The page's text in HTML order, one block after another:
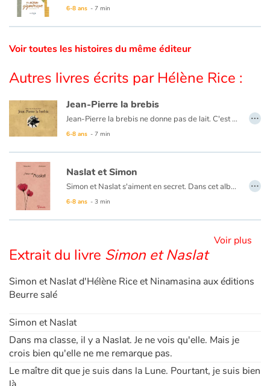
Famille
Écoles
Médiathèques
Vidéos & Tutoriaux
Blog
Actualités
Par thématique
Autour de la lecture
Apprendre à lire
Livre audio
6-8 ans - 7 min
Voir toutes les histoires du même éditeur
Autres livres écrits par Hélène Rice :
Jean-Pierre la brebis
Jean-Pierre la brebis ne donne pas de lait. C'est ennuyeux. Jean-Pierre se sent comme une brebis ratée. Mais il sait aussi que le berger l'aime bien : ils partagent des histoires, sont ensemble durant la préparation du fromage et s'endorment côte à côte. Et une nuit, le loup menace le troupeau. Ni une, ni deux, Jean-Pierre part au péril de sa vie.
6-8 ans - 7 min
…
Naslat et Simon
Simon et Naslat s'aiment en secret. Dans cet album à double lecture, leurs pensées intimes se font écho : d’un côté Simon le tendre, le discret, se rêve oiseau pour mieux s’approcher de Naslat ; de l’autre, enjouée et patiente, Naslat nous livre ses émotions en écho. Un texte et des illustrations d'une grâce et d'une puissance poétique remarquables.
6-8 ans - 3 min
…
Voir plus
Extrait du livre Simon et Naslat
Simon et Naslat d'Hélène Rice et Ninamasina aux éditions
Beurre salé
Simon et Naslat
Dans ma classe, il y a Naslat. Je ne vois qu'elle. Mais je
crois bien qu'elle ne me remarque pas.
Le maître dit que je suis dans la Lune. Pourtant, je suis bien